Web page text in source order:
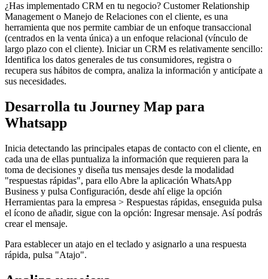
¿Has implementado CRM en tu negocio? Customer Relationship
Management o Manejo de Relaciones con el cliente, es una
herramienta que nos permite cambiar de un enfoque transaccional
(centrados en la venta única) a un enfoque relacional (vínculo de
largo plazo con el cliente). Iniciar un CRM es relativamente sencillo:
Identifica los datos generales de tus consumidores, registra o
recupera sus hábitos de compra, analiza la información y anticípate a
sus necesidades.
Desarrolla tu Journey Map para
Whatsapp
Inicia detectando las principales etapas de contacto con el cliente, en
cada una de ellas puntualiza la información que requieren para la
toma de decisiones y diseña tus mensajes desde la modalidad
"respuestas rápidas", para ello Abre la aplicación WhatsApp
Business y pulsa Configuración, desde ahí elige la opción
Herramientas para la empresa > Respuestas rápidas, enseguida pulsa
el ícono de añadir, sigue con la opción: Ingresar mensaje. Así podrás
crear el mensaje.
Para establecer un atajo en el teclado y asignarlo a una respuesta
rápida, pulsa "Atajo".